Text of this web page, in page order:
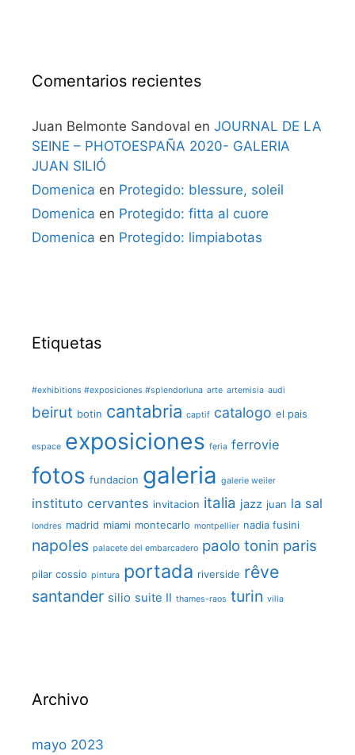
Comentarios recientes
Juan Belmonte Sandoval en JOURNAL DE LA
SEINE – PHOTOESPAÑA 2020- GALERIA
JUAN SILIÓ
Domenica en Protegido: blessure, soleil
Domenica en Protegido: fitta al cuore
Domenica en Protegido: limpiabotas
Etiquetas
#exhibitions #exposiciones #splendorluna arte artemisia audi
beirut botin cantabria captif catalogo el pais
espace exposiciones feria ferrovie
fotos fundacion galeria galerie weiler
instituto cervantes invitacion italia jazz juan la sal
londres madrid miami montecarlo montpellier nadia fusini
napoles palacete del embarcadero paolo tonin paris
pilar cossio pintura portada riverside rêve
santander silio suite II thames-raos turin villa
Archivo
mayo 2023